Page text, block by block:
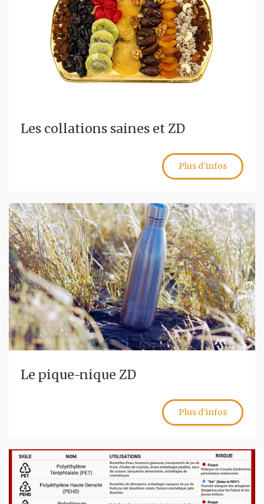
Les collations saines et ZD
Plus d'infos
Le pique-nique ZD
Plus d'infos